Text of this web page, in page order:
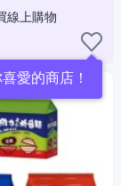
線上購物
愛的商店！